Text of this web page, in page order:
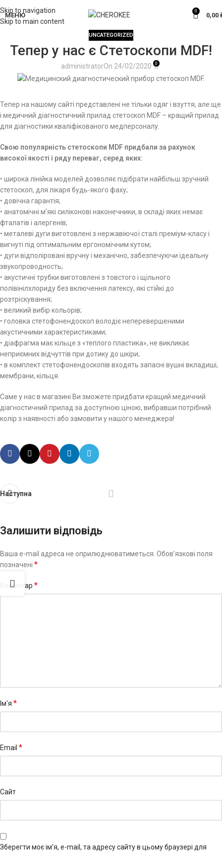
Skip to navigation
Skip to main content
МЕНЮ
0
0,00
UNCATEGORIZED
Тепер у нас є Стетоскопи MDF!
administratorOn 24/02/2020 0
Тепер на нашому сайті представлені не тільки одяг і взуття, але ще
і медичний діагностичний прилад стетоскоп MDF – кращий прилад
для діагностики кваліфікованого медперсоналу.
Свою популярність стетоскопи MDF придбали за рахунок
високої якості і ряду переваг, серед яких:
• широка лінійка моделей дозволяє підібрати найбільш зручний
стетоскоп, для лікаря будь-якого фаху;
• довічна гарантія;
• анатомічні м’які силіконові наконечники, в складі яких немає
фталатів і алергенів;
• металеві дуги виготовлені з нержавіючої сталі преміум-класу і
вигнуті під оптимальним ергономічним кутом;
• дуги відполіровані вручну і механічно, забезпечуючи ідеальну
звукопроводность;
• акустичні трубки виготовлені з товстого і щільного
полівінілхлориду без включення латексу, які стійкі до
розтріскування;
• великий вибір кольорів;
• головка стетофонендоскоп володіє неперевершеними
акустичними характеристиками;
• діафрагма має кільце з «теплого пластика», не викликає
неприємних відчуттів при дотику до шкіри;
• в комплект стетофонендоскопів входять запасні вушні вкладиші,
мембрани, кільця.
Саме у нас в магазині Ви зможете придбати кращий медичний
діагностичний прилад за доступною ціною, вибравши потрібний
колір з наявності або замовити у нашого менеджера!
Наступна
Залишити відповідь
Ваша e-mail адреса не оприлюднюватиметься. Обов’язкові поля
позначені *
Коментар *
Ім'я *
Email *
Сайт
Зберегти моє ім'я, e-mail, та адресу сайту в цьому браузері для